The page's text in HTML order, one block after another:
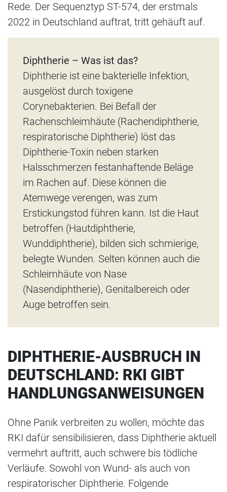
Rede. Der Sequenztyp ST-574, der erstmals
2022 in Deutschland auftrat, tritt gehäuft auf.
Diphtherie – Was ist das?
Diphtherie ist eine bakterielle Infektion,
ausgelöst durch toxigene
Corynebakterien. Bei Befall der
Rachenschleimhäute (Rachendiphtherie,
respiratorische Diphtherie) löst das
Diphtherie-Toxin neben starken
Halsschmerzen festanhaftende Beläge
im Rachen auf. Diese können die
Atemwege verengen, was zum
Erstickungstod führen kann. Ist die Haut
betroffen (Hautdiphtherie,
Wunddiphtherie), bilden sich schmierige,
belegte Wunden. Selten können auch die
Schleimhäute von Nase
(Nasendiphtherie), Genitalbereich oder
Auge betroffen sein.
DIPHTHERIE-AUSBRUCH IN
DEUTSCHLAND: RKI GIBT
HANDLUNGSANWEISUNGEN
Ohne Panik verbreiten zu wollen, möchte das
RKI dafür sensibilisieren, dass Diphtherie aktuell
vermehrt auftritt, auch schwere bis tödliche
Verläufe. Sowohl von Wund- als auch von
respiratorischer Diphtherie. Folgende